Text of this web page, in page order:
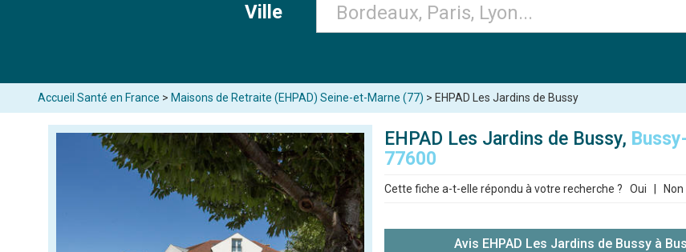
Ville
Accueil Santé en France > Maisons de Retraite (EHPAD) Seine-et-Marne (77) > EHPAD Les Jardins de Bussy
EHPAD Les Jardins de Bussy,
77600
Cette fiche a-t-elle répondu à votre recherche ? Oui Non
Avis EHPAD Les Jardins de Bussy à